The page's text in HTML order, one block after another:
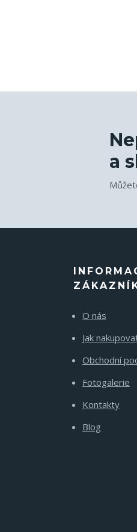
a
O nás
Jak
Obchodní
Fotogalerie
Kontakty
Blog